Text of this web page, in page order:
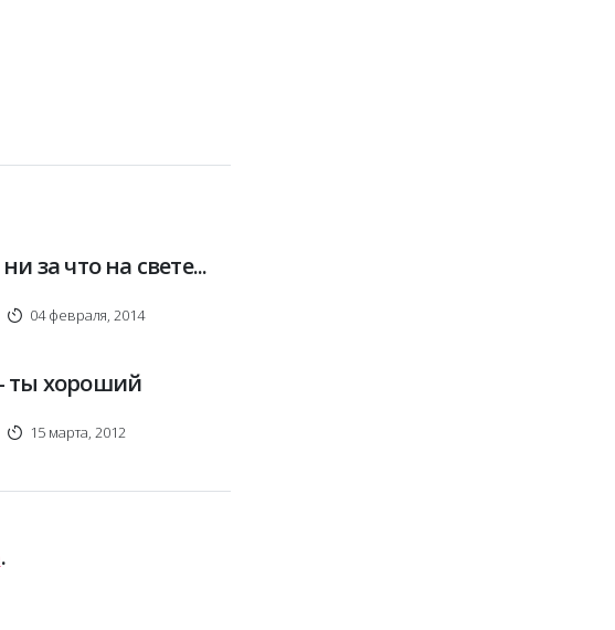
за что на свете...
04 февраля, 2014
ты хороший
15 марта, 2012
.